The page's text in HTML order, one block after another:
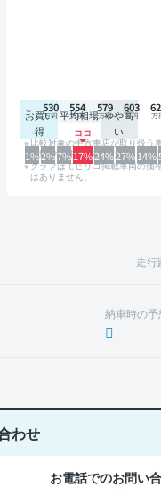
お買い
得
平均相場 やや高
い
1%2%7%17%24%27%14%
530 554 579 603
比較対象の中古車店が取り扱う
形態や条件が異なるため、グラ
グラフはモビリコ掲載車両の価
はありません。
走行
納車時の
わせ
お電話でのお問い